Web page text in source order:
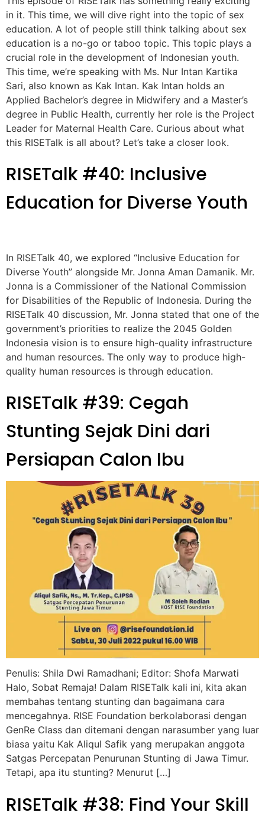
in it. This time, we will dive right into the topic of sex
education. A lot of people still think talking about sex
education is a no-go or taboo topic. This topic plays a
crucial role in the development of Indonesian youth.
This time, we’re speaking with Ms. Nur Intan Kartika
Sari, also known as Kak Intan. Kak Intan holds an
Applied Bachelor’s degree in Midwifery and a Master’s
degree in Public Health, currently her role is the Project
Leader for Maternal Health Care. Curious about what
this RISETalk is all about? Let’s take a closer look.
RISETalk #40: Inclusive
Education for Diverse Youth
In RISETalk 40, we explored “Inclusive Education for
Diverse Youth” alongside Mr. Jonna Aman Damanik. Mr.
Jonna is a Commissioner of the National Commission
for Disabilities of the Republic of Indonesia. During the
RISETalk 40 discussion, Mr. Jonna stated that one of the
government’s priorities to realize the 2045 Golden
Indonesia vision is to ensure high-quality infrastructure
and human resources. The only way to produce high-
quality human resources is through education.
RISETalk #39: Cegah
Stunting Sejak Dini dari
Persiapan Calon Ibu
Penulis: Shila Dwi Ramadhani; Editor: Shofa Marwati
Halo, Sobat Remaja! Dalam RISETalk kali ini, kita akan
membahas tentang stunting dan bagaimana cara
mencegahnya. RISE Foundation berkolaborasi dengan
GenRe Class dan ditemani dengan narasumber yang luar
biasa yaitu Kak Aliqul Safik yang merupakan anggota
Satgas Percepatan Penurunan Stunting di Jawa Timur.
Tetapi, apa itu stunting? Menurut […]
RISETalk #38: Find Your Skill